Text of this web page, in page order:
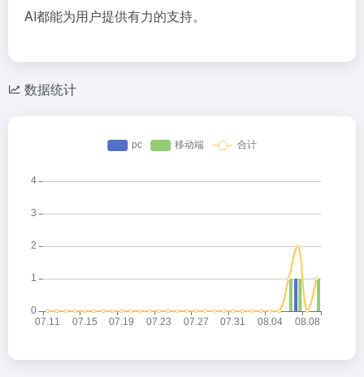
AI都能为用户提供有力的支持。
数据统计